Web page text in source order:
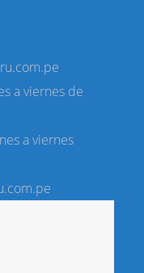
a viernes de
a viernes